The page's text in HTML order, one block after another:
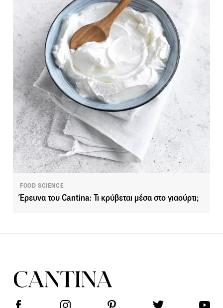
FOOD SCIENCE
Έρευνα του Cantina: Τι κρύβεται μέσα στο γιαούρτι;